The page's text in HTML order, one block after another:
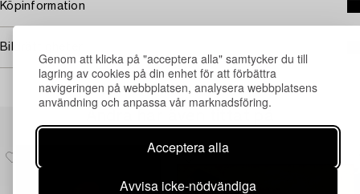
Genom att klicka på "acceptera alla" samtycker du till
lagring av cookies på din enhet för att förbättra
navigeringen på webbplatsen, analysera webbplatsens
användning och anpassa vår marknadsföring.
Acceptera alla
Avvisa icke-nödvändiga
Köpinformation
Bildrättigheter